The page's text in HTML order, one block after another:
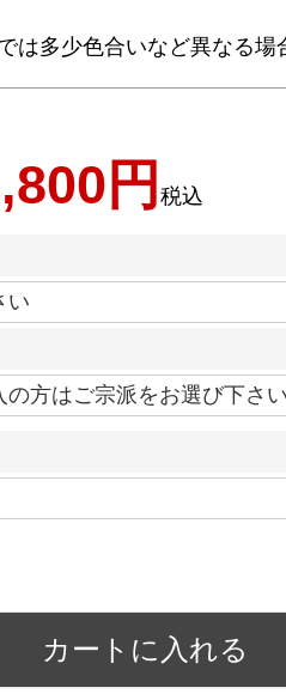
多少色合いなど異なる場
税込
カートに入れる